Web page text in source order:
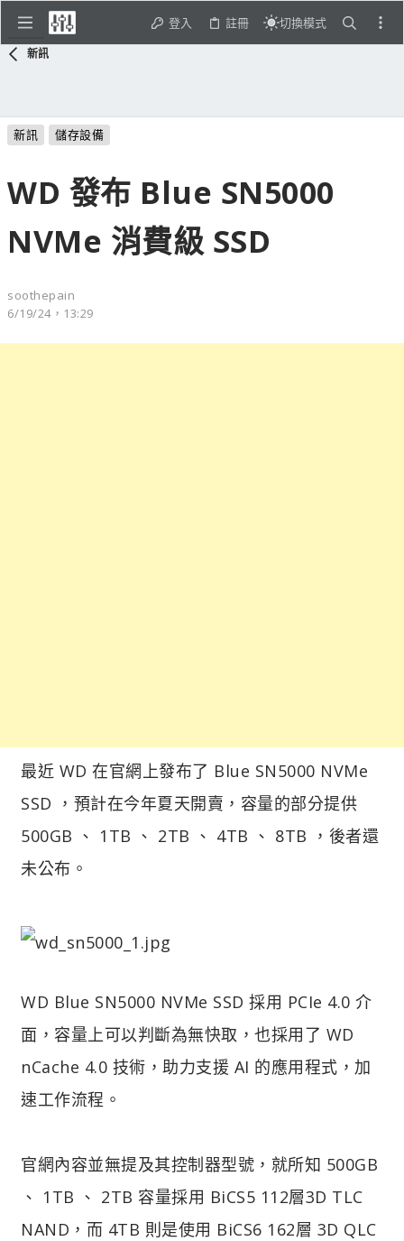
登入 註冊 切換模式
新訊
新訊 儲存設備
WD 發布 Blue SN5000
NVMe 消費級 SSD
soothepain
6/19/24，13:29
最近 WD 在官網上發布了 Blue SN5000 NVMe
SSD ，預計在今年夏天開賣，容量的部分提供
500GB 、 1TB 、 2TB 、 4TB 、 8TB ，後者還
未公布。
WD Blue SN5000 NVMe SSD 採用 PCIe 4.0 介
面，容量上可以判斷為無快取，也採用了 WD
nCache 4.0 技術，助力支援 AI 的應用程式，加
速工作流程。
官網內容並無提及其控制器型號，就所知 500GB
、 1TB 、 2TB 容量採用 BiCS5 112層3D TLC
NAND，而 4TB 則是使用 BiCS6 162層 3D QLC